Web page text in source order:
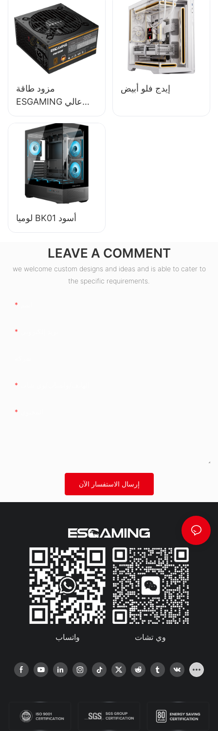
وحدة كاملة، حاصل
برونزية لأجهزة
الكمبيوتر المكتبية
ESB650W
مزود طاقة
ESGAMING عالي
الجودة بقدرة 550
وحاصل على شهادة
80+ برونزية لأجهزة
الكمبيوتر المكتبية
ESB550W
إيدج فلو أبيض
لوميا BK01 أسود
LEAVE A COMMENT
we welcome custom designs and ideas and is able to cater to
the specific requirements.
إرسال الاستفسار الآن
واتساب وي تشات